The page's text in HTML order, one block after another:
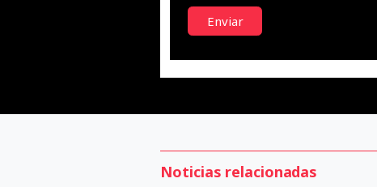
Enviar
Noticias relacionadas